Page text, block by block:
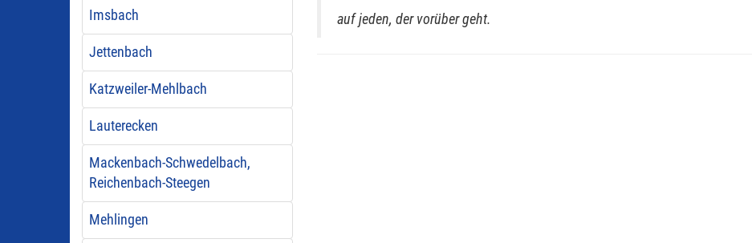
Imsbach
Jettenbach
Katzweiler-Mehlbach
Lauterecken
Mackenbach-Schwedelbach,
Reichenbach-Steegen
Mehlingen
auf jeden, der vorüber geht.